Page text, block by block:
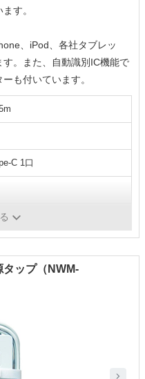
す。
、iPod、各社タブレッ
す。また、自動識別IC機能で
も付いています。
C 1口
タップ（NWM-